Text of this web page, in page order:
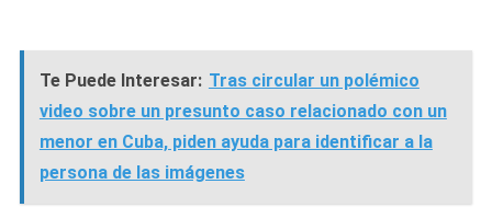
Te Puede Interesar: Tras circular un polémico
video sobre un presunto caso relacionado con un
menor en Cuba, piden ayuda para identificar a la
persona de las imágenes